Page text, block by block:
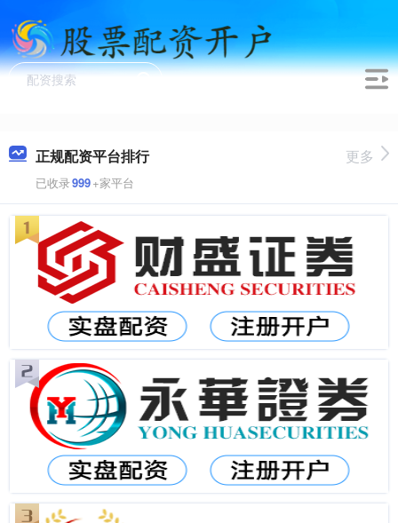
正规配资平台排行
已收录999+家平台
更多